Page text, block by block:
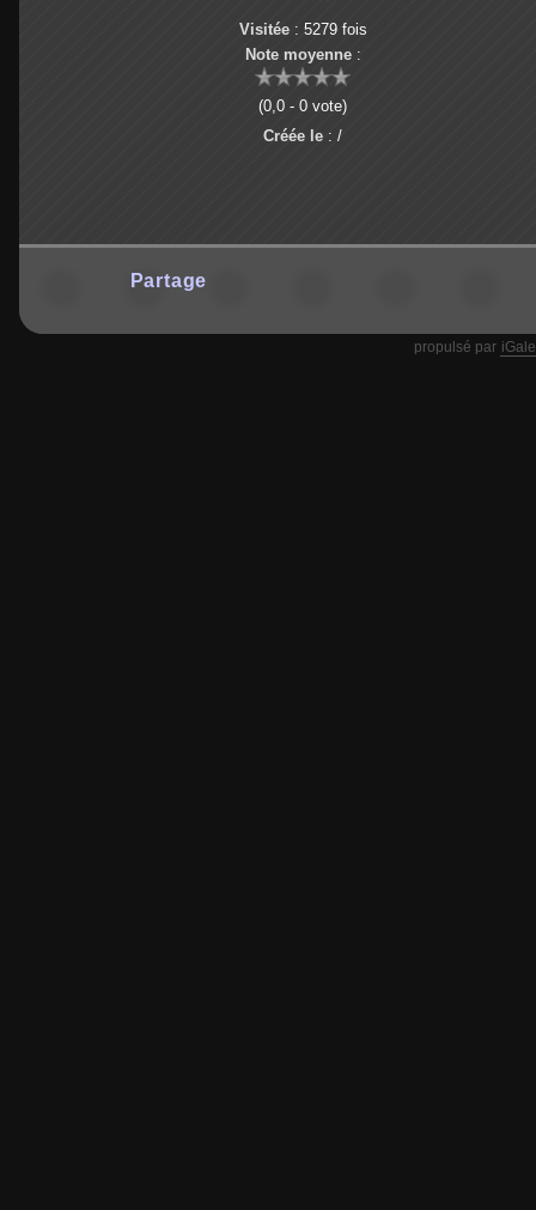
Visitée: 5279 fois
Note moyenne:
(0,0 - 0 vote)
Créée le : /
Partage
propulsé par